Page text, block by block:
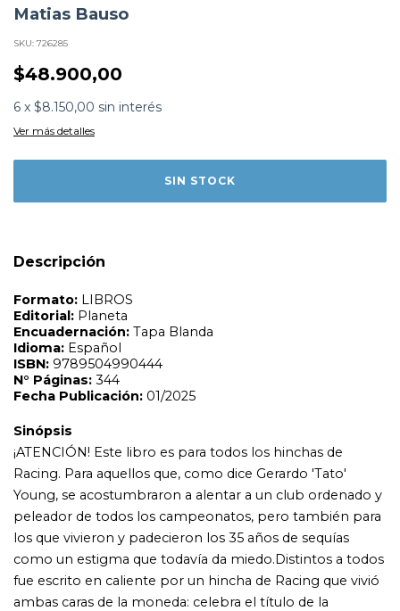
Matias Bauso
SKU: 726285
$48.900,00
6 x $8.150,00 sin interés
Ver más detalles
Descripción
Formato:LIBROS
Editorial:Planeta
Encuadernación:
Young, se acostumbraron a alentar a un club ordenado y
los que vivieron y padecieron los 35 años de sequías
como un estigma que todavía da miedo.Distintos a todos
fue escrito en caliente por un hincha de Racing que vivió
ambas caras de la moneda: celebra el título de la
Sudamericana, el gol de Roger, la grandeza de Juanfer y
Maravilla, el gran equipo del adorado Costitas, pero
también repasa la verdadera 'década ganada' del club,
cifrada en la pasión, la visión y las ideas de Víctor Blanco y
Diego Milito. Sin esa parte de la historia, no se entiende el
23 de noviembre feliz de Asunción.Bauso, que se declara
alienado por la Academia, recuerda la agonía y el éxtasis
en forma de goles míticos, ídolos, partidos ganados,
duelos insólitos perdidos, cábalas y ese ADN académico
que transfunde la locura de una generación a la siguiente,
pero para regresar siempre a la gran final en su relato:
'Vendrán derrotas, dolores, tristezas profundas y muertes,
pero mientras vivamos llevaremos tatuada la alegría de
esta tarde. Ya está. No se borra más'.